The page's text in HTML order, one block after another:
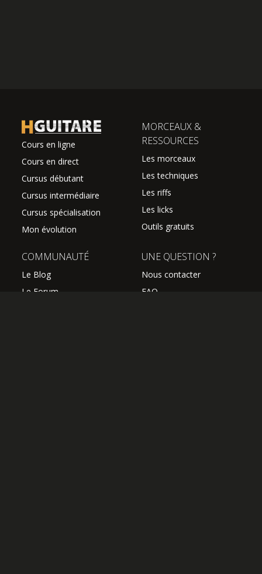
Cours en ligne
Cours en direct
Cursus débutant
Cursus intermédiaire
Cursus spécialisation
Mon évolution
MORCEAUX &
RESSOURCES
Les morceaux
Les techniques
Les riffs
Les licks
Outils gratuits
COMMUNAUTÉ
Le Blog
Le Forum
UNE QUESTION ?
Nous contacter
FAQ